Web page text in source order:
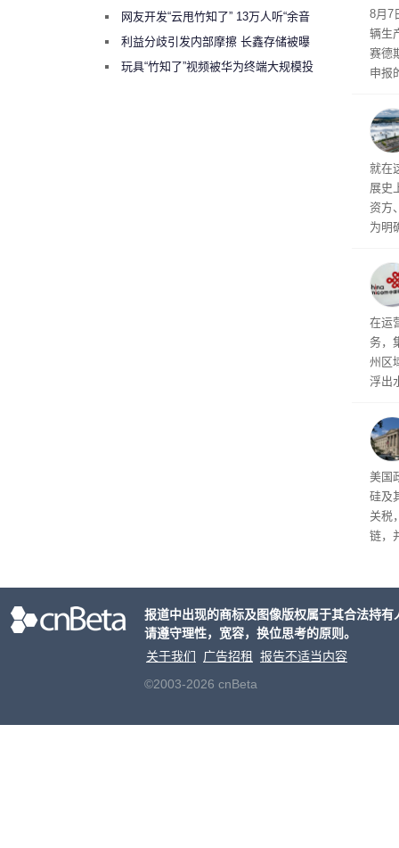
8月7
辆生
赛德
申报
单
持一
h。
就在
展史
资方
为明
标
成本
遏
部
在运
务，
州区
浮出
UG
在内
的
外再
衡中
美国
硅及
关税
链，
网友开发“云甩竹知了” 13万人听“余音
绕梁”利益分歧引发内部摩擦 长鑫存储被曝
曾将华为驻场工程师驱逐出研发基地
玩具“竹知了”视频被华为终端大规模投
报道中出现的商标及图像版权属于其合法持
请遵守理性，宽容，换位思考的原则。
关于我们
广告招租
报告不适当内容
©2003-2026 cnBeta